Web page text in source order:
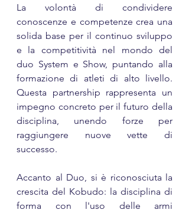
La volontà di condividere
conoscenze e competenze crea una
solida base per il continuo sviluppo
e la competitività nel mondo del
duo System e Show, puntando alla
formazione di atleti di alto livello.
Questa partnership rappresenta un
impegno concreto per il futuro della
disciplina, unendo forze per
raggiungere nuove vette di
successo.
Accanto al Duo, si è riconosciuta la
crescita del Kobudo: la disciplina di
forma con l'uso delle armi